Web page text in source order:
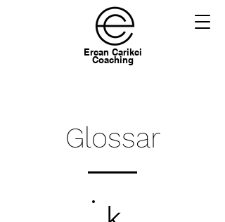
Ercan Carikci
Coaching
Glossar